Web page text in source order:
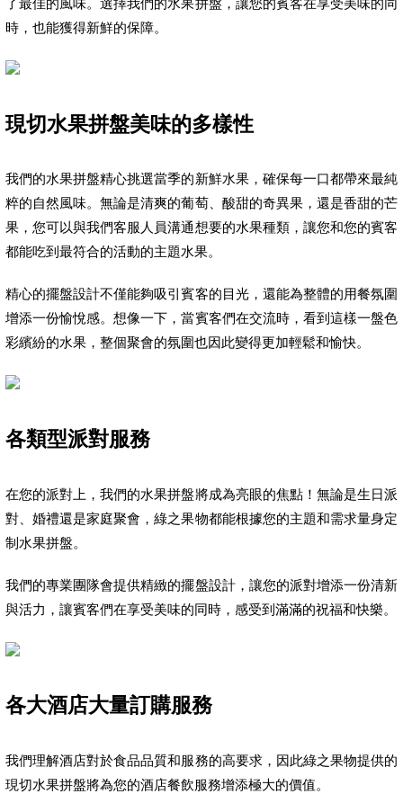
了最佳的風味。選擇我們的水果拼盤，讓您的賓客在享受美味的同
時，也能獲得新鮮的保障。
現切水果拼盤美味的多樣性
我們的水果拼盤精心挑選當季的新鮮水果，確保每一口都帶來最純
粹的自然風味。無論是清爽的葡萄、酸甜的奇異果，還是香甜的芒
果，您可以與我們客服人員溝通想要的水果種類，讓您和您的賓客
都能吃到最符合的活動的主題水果。
精心的擺盤設計不僅能夠吸引賓客的目光，還能為整體的用餐氛圍
增添一份愉悅感。想像一下，當賓客們在交流時，看到這樣一盤色
彩繽紛的水果，整個聚會的氛圍也因此變得更加輕鬆和愉快。
各類型派對服務
在您的派對上，我們的水果拼盤將成為亮眼的焦點！無論是生日派
對、婚禮還是家庭聚會，綠之果物都能根據您的主題和需求量身定
制水果拼盤。
我們的專業團隊會提供精緻的擺盤設計，讓您的派對增添一份清新
與活力，讓賓客們在享受美味的同時，感受到滿滿的祝福和快樂。
各大酒店大量訂購服務
我們理解酒店對於食品品質和服務的高要求，因此綠之果物提供的
現切水果拼盤將為您的酒店餐飲服務增添極大的價值。